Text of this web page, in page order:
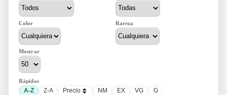
Color Rareza
Mostrar
Rápidos
A-Z Z-A Precio NM EX VG G